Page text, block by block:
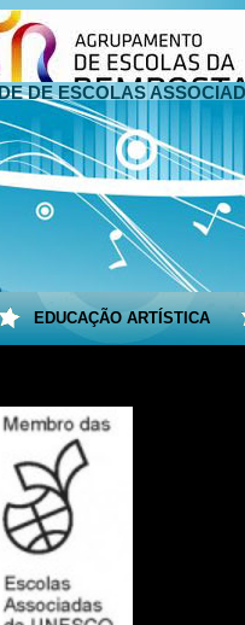
DE ESCOLAS
EDUCAÇÃO ARTÍSTICA